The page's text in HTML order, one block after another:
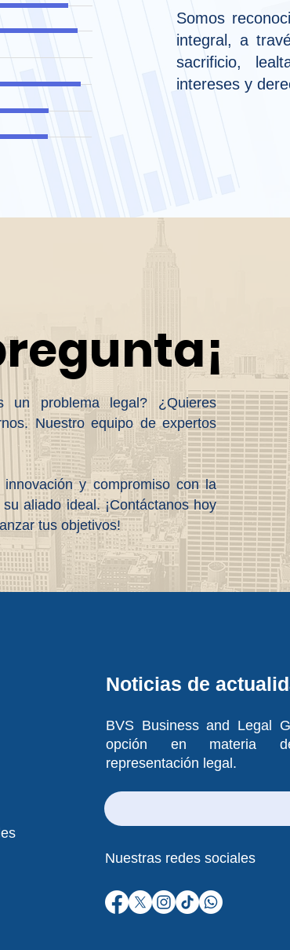
Somos
integral, a
sacrificio,
intereses y
un problema legal? ¿Quieres
Nuestro equipo de expertos
y compromiso con la
aliado ideal. ¡Contáctanos hoy
tus objetivos!
Noticias de
BVS Business and Legal
opción en materia
representación legal.
Nuestras redes sociales